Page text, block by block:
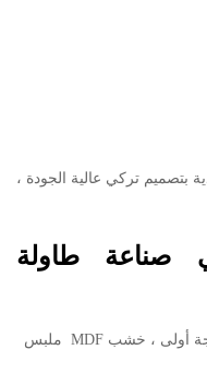
بتصميم تركي عالية الجودة ،
صناعة طاولة
صنع من أجود انواع الخشب التيلندي درجة أولى ، خشب MDF ملبس